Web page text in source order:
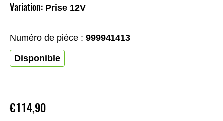
€114,90
Variation: Prise 12V
Numéro de pièce : 999941413
Disponible